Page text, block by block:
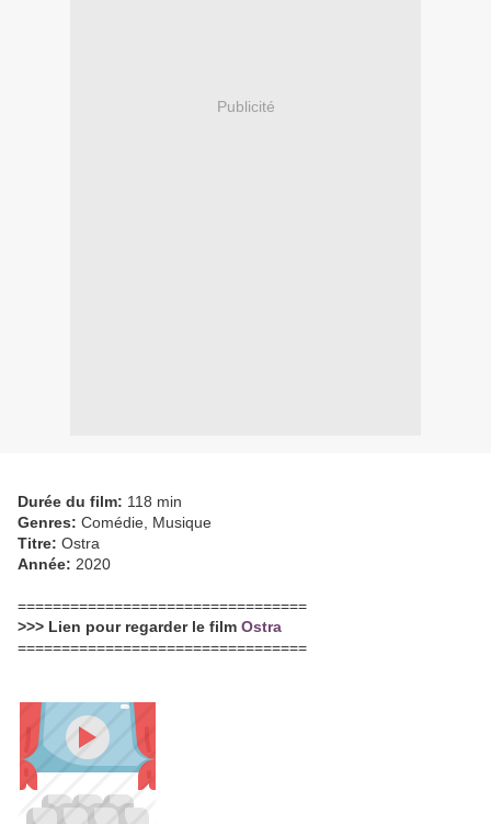
Publicité
Durée du film: 118 min
Genres: Comédie, Musique
Titre: Ostra
Année: 2020
=================================
>>> Lien pour regarder le film Ostra
=================================